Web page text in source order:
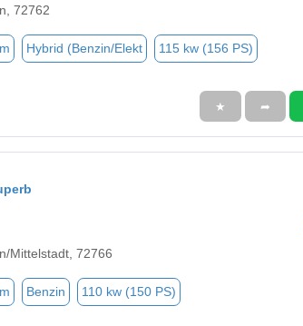
72762
Hybrid (Benzin/Elekt 115 kw (156 PS)
★ ➦
Mittelstadt, 72766
Benzin 110 kw (150 PS)